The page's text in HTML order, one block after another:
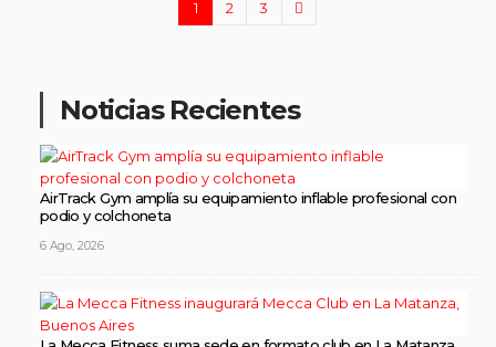
1 2 3
Noticias Recientes
AirTrack Gym amplía su equipamiento inflable profesional con
podio y colchoneta
6 Ago, 2026